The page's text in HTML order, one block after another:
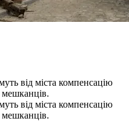
від міста компенсацію
від міста компенсацію